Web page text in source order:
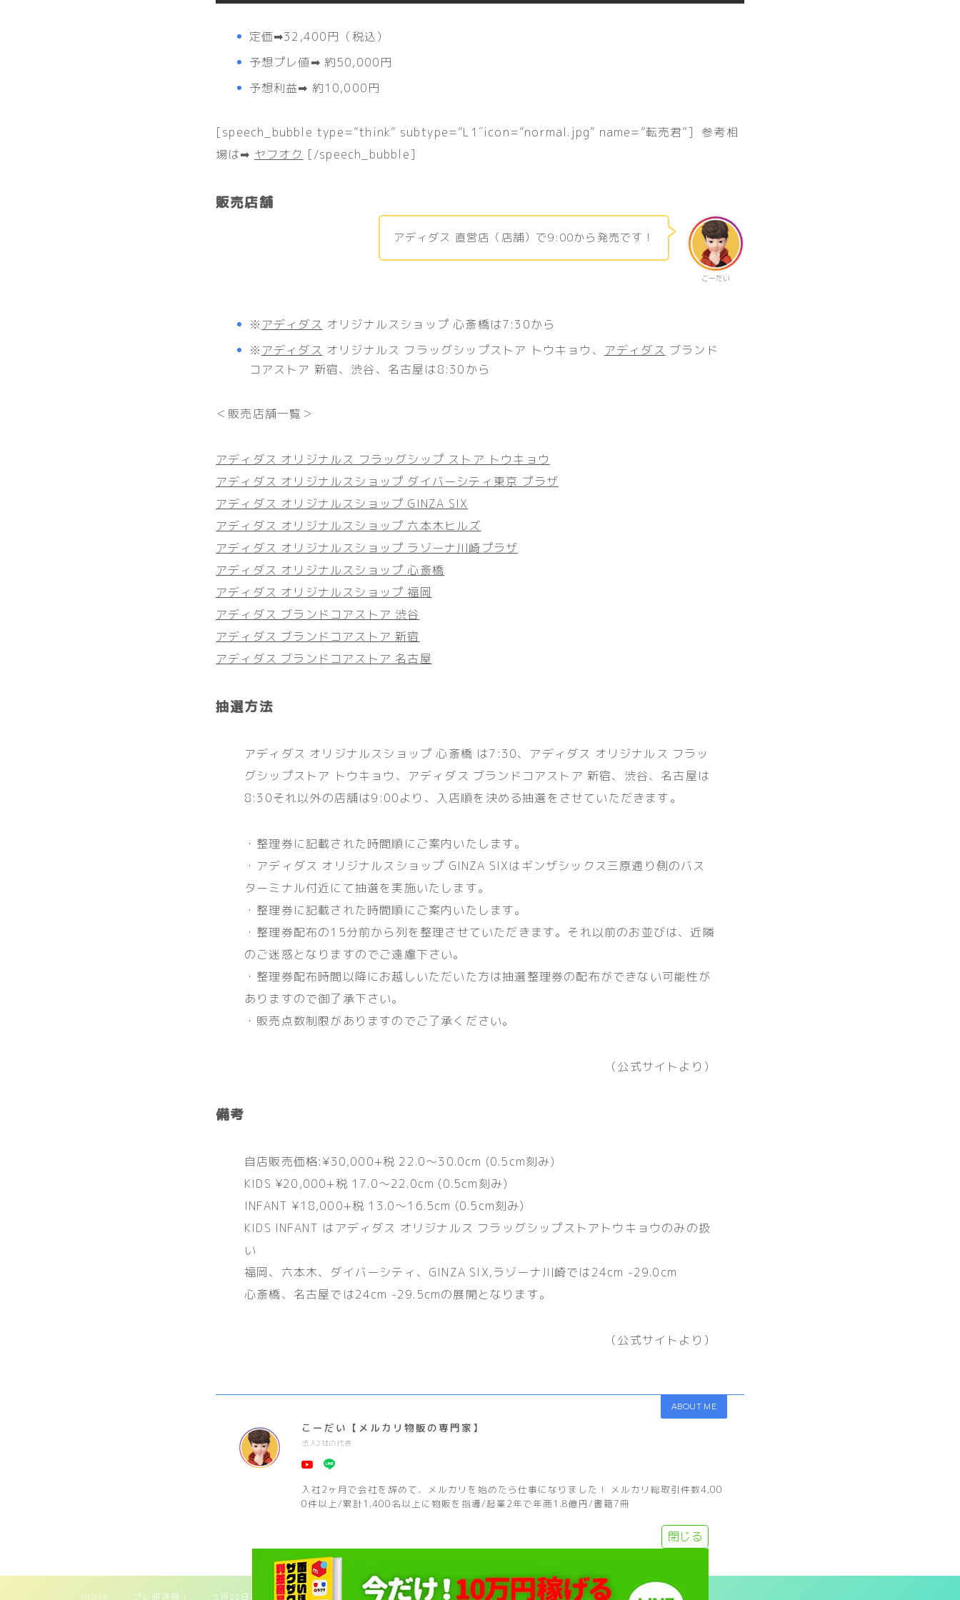
定価➡︎32,400円（税込）
予想プレ値➡︎ 約50,000円
予想利益➡︎ 約10,000円
[speech_bubble type=”think” subtype=”L1″icon=”normal.jpg” name=”転売君”] 参考相
場は➡︎ ヤフオク [/speech_bubble]
販売店舗
こーだい
アディダス 直営店 （店舗）で9:00から発売です！
※ アディダス オリジナルスショップ 心斎橋は7:30から
※ アディダス オリジナルス フラッグシップストア トウキョウ、 アディダス ブランド
コアストア 新宿、渋谷、名古屋は8:30から
＜販売店舗一覧＞
アディダス オリジナルス フラッグシップ ストア トウキョウ
アディダス オリジナルスショップ ダイバーシティ東京 プラザ
アディダス オリジナルスショップ GINZA SIX
アディダス オリジナルスショップ 六本木ヒルズ
アディダス オリジナルスショップ ラゾーナ川崎プラザ
アディダス オリジナルスショップ 心斎橋
アディダス オリジナルスショップ 福岡
アディダス ブランドコアストア 渋谷
アディダス ブランドコアストア 新宿
アディダス ブランドコアストア 名古屋
抽選方法
アディダス オリジナルスショップ 心斎橋 は7:30、アディダス オリジナルス フラッ
グシップストア トウキョウ、アディダス ブランドコアストア 新宿、渋谷、名古屋は
8:30それ以外の店舗は9:00より、入店順を決める抽選をさせていただきます。
・整理券に記載された時間順にご案内いたします。
・アディダス オリジナルスショップ GINZA SIXはギンザシックス三原通り側のバス
ターミナル付近にて抽選を実施いたします。
・整理券に記載された時間順にご案内いたします。
・整理券配布の15分前から列を整理させていただきます。それ以前のお並びは、近隣
のご迷惑となりますのでご遠慮下さい。
・整理券配布時間以降にお越しいただいた方は抽選整理券の配布ができない可能性が
ありますので御了承下さい。
・販売点数制限がありますのでご了承ください。
（公式サイトより）
備考
自店販売価格:¥30,000+税 22.0～30.0cm (0.5cm刻み)
KIDS ¥20,000+税 17.0～22.0cm (0.5cm刻み)
INFANT ¥18,000+税 13.0～16.5cm (0.5cm刻み)
KIDS INFANT はアディダス オリジナルス フラッグシップストアトウキョウのみの扱
い
福岡、六本木、ダイバーシティ、GINZA SIX,ラゾーナ川崎では24cm -29.0cm
心斎橋、名古屋では24cm -29.5cmの展開となります。
（公式サイトより）
ABOUT ME
こーだい【メルカリ物販の専門家】
法人2社の代表
入社2ヶ月で会社を辞めて、メルカリを始めたら仕事になりました！ メルカリ総取引件数4,00
0件以上/累計1,400名以上に物販を指導/起業2年で年商1.8億円/書籍7冊
HOME プレ値速報！ 5月25日発売｜adidas YEEZY BOOST 350 V2 GLOW
閉じる